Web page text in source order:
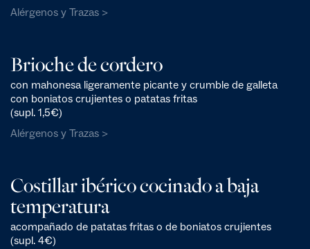
Alérgenos y Trazas >
Brioche de cordero
con mahonesa ligeramente picante y crumble de galleta
con boniatos crujientes o patatas fritas
(supl. 1,5€)
Alérgenos y Trazas >
Costillar ibérico cocinado a baja
temperatura
acompañado de patatas fritas o de boniatos crujientes
(supl. 4€)